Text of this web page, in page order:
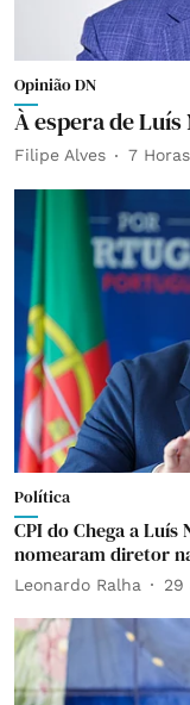
Opinião DN
À espera de Luís
Filipe Alves 7 Horas
Política
CPI do Chega a
nomearam diretor
Leonardo Ralha 29